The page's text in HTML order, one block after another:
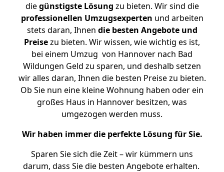
diegünstigste Lösung zu bieten. Wir sind die
professionellen Umzugsexperten und arbeiten
stets daran, Ihnen die besten Angebote und
Preisezu bieten. Wir wissen, wie wichtig es ist,
bei einem Umzug von Hannover nach Bad
Wildungen Geld zu sparen, und deshalb setzen
wir alles daran, Ihnen die besten Preise zu bieten.
Ob Sie nun eine kleine Wohnung haben oder ein
großes Haus in Hannover besitzen, was
umgezogen werden muss.
Wir haben immer die perfekte Lösung für Sie.
Sparen Sie sich die Zeit – wir kümmern uns
darum, dass Sie die besten Angebote erhalten.